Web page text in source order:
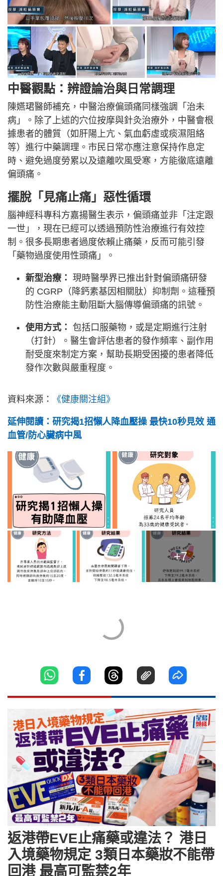
中醫觀點：辨證論治與日常調理
陳嬿珺醫師補充，中醫治療偏頭痛同樣強調「治未
病」。除了上述的穴位按摩與針灸治療外，中醫會根
據患者的體質（如肝陽上亢、氣血虧虛或痰濕阻絡
等）進行中藥調理。市民日常亦應注意保持作息定
時、避免過度勞累以及遠離吹風受寒，方能徹底遠離
偏頭痛。
擺脫「見痛止痛」惡性循環
腦神經科專科方嘉揚醫生表示，偏頭痛並非「注定跟
一世」，現在已經可以透過預防性治療進行有效控
制。很多長期患者過度依賴止痛藥，反而可能引發
「藥物過度使用性頭痛」。
新型治療： 現時醫學界已推出針對偏頭痛研發
的 CGRP（降鈣素基因相關肽）抑制劑。這種預
防性治療能主動阻斷大腦傳導偏頭痛的訊號。
使用方式： 包括口服藥物，或是定期進行注射
（打針）。醫生會評估患者的發作頻率、副作用
耐受度來制定方案，幫助長期受困擾的患者降低
發作次數與嚴重程度。
資料來源： 《健康關注組》
延伸閱讀：研究揭1招懶人降血壓操 最快10秒見效 通
血管/防心臟病中風
+7
返港帶EVE止痛藥或違法？ 港日
入境藥物規定 3類日本藥妝不能帶
回港 最高可監禁2年